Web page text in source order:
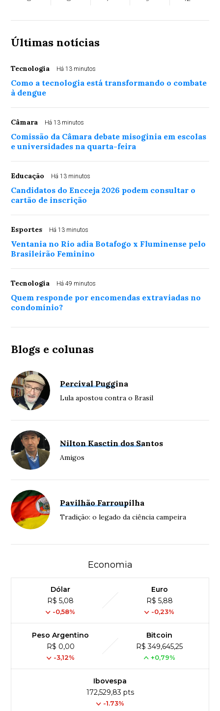
Últimas notícias
Tecnologia Há 13 minutos
Como a tecnologia está transformando o combate
à dengue
Câmara Há 13 minutos
Comissão da Câmara debate misoginia em escolas
e universidades na quarta-feira
Educação Há 13 minutos
Candidatos do Encceja 2026 podem consultar o
cartão de inscrição
Esportes Há 13 minutos
Ventania no Rio adia Botafogo x Fluminense pelo
Brasileirão Feminino
Tecnologia Há 49 minutos
Quem responde por encomendas extraviadas no
condomínio?
Blogs e colunas
Percival Puggina
Lula apostou contra o Brasil
Nilton Kasctin dos Santos
Amigos
Pavilhão Farroupilha
Tradição: o legado da ciência campeira
Economia
Dólar
R$ 5,08
-0,58%
Euro
R$ 5,88
-0,23%
Peso Argentino
R$ 0,00
-3,12%
Bitcoin
R$ 349,645,25
+0,79%
Ibovespa
172,529,83 pts
-1.73%